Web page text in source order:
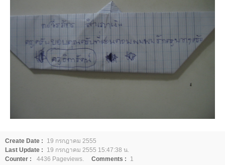
Create Date :
19 กรกฎาคม 2555
Last Update :
19 กรกฎาคม 2555 15:47:38 น.
Counter :
4436 Pageviews. Comments : 1